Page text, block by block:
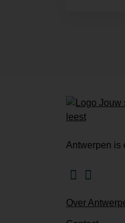
Antwerpen is
Facebook
Over